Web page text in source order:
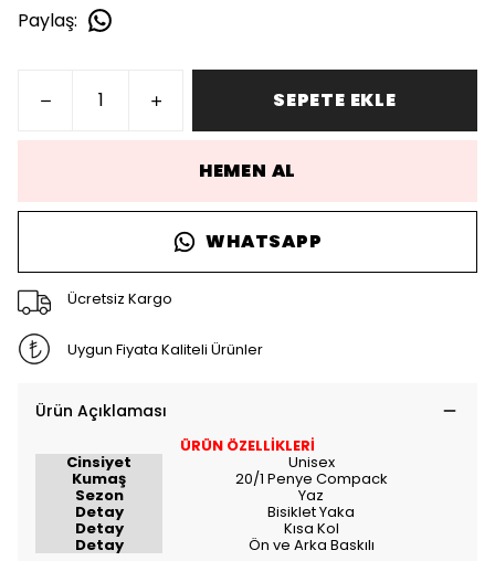
Paylaş:
SEPETE EKLE
HEMEN AL
WHATSAPP
Ücretsiz Kargo
Uygun Fiyata Kaliteli Ürünler
Ürün Açıklaması
ÜRÜN ÖZELLİKLERİ
Cinsiyet Unisex
Kumaş 20/1 Penye Compack
Sezon Yaz
Detay Bisiklet Yaka
Detay Kısa Kol
Detay Ön ve Arka Baskılı